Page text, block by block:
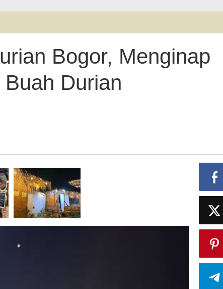
Bogor, Menginap
Durian